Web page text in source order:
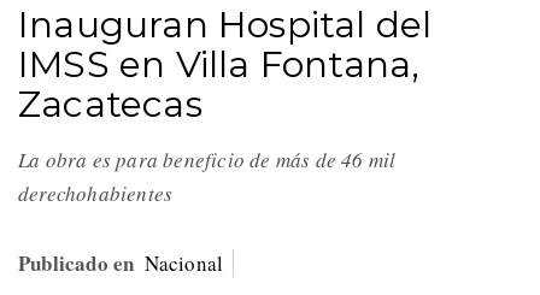
Inauguran Hospital del
IMSS en Villa Fontana,
Zacatecas
La obra es para beneficio de más de 46 mil
derechohabientes
Publicado en Nacional